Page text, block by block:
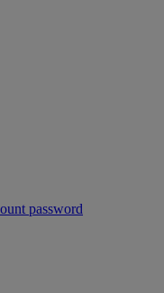
password